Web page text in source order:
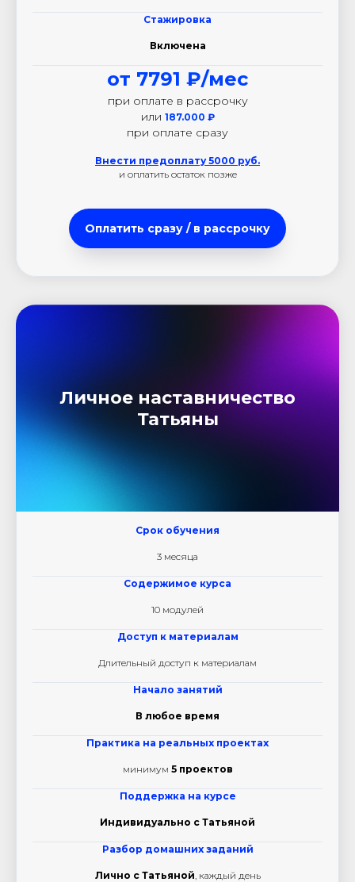
Стажировка
Включена
от 7791 ₽/мес
при оплате в рассрочку
или 187.000 ₽
при оплате сразу
Внести предоплату 5000 руб.
и оплатить остаток позже
Оплатить сразу / в рассрочку
Личное наставничество
Татьяны
Срок обучения
3 месяца
Содержимое курса
10 модулей
Доступ к материалам
Длительный доступ к материалам
Начало занятий
В любое время
Практика на реальных проектах
минимум 5 проектов
Поддержка на курсе
Индивидуально с Татьяной
Разбор домашних заданий
Лично с Татьяной , каждый день